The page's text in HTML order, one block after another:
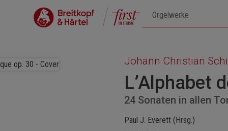
Johann Christian
L’Alphabet
24 Sonaten in allen
Paul J. Everett (Hrsg.)